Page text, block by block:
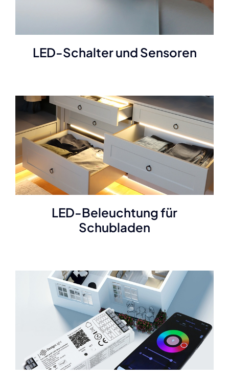
LED-Schalter und Sensoren
LED-Beleuchtung für
Schubladen